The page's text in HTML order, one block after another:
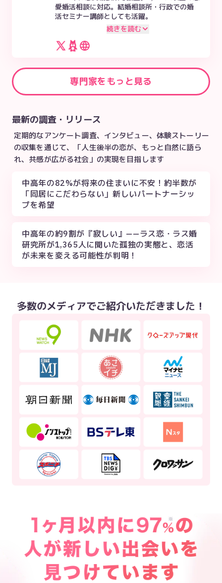
愛婚活相談に対応。結婚相談所・行政での婚
活セミナー講師としても活躍。
続きを読む
専門家をもっと見る
最新の調査・リリース
定期的なアンケート調査、インタビュー、体験ストーリー
の収集を通じて、「人生後半の恋が、もっと自然に語ら
れ、共感が広がる社会」の実現を目指します
中高年の82%が将来の住まいに不安！約半数が
「同居にこだわらない」新しいパートナーシッ
プを希望
中高年の約9割が『寂しい』——ラス恋・ラス婚
研究所が1,365人に聞いた孤独の実態と、恋活
が未来を変える可能性が判明！
多数のメディアでご紹介いただきました！